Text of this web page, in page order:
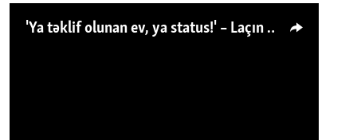
'Ya təklif olunan ev, ya status!' – Laçın köçkünü: 'Laçından başqa heç hara!'